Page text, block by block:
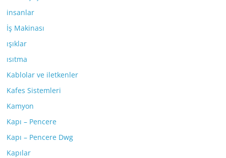
insanlar
İş Makinası
ışıklar
ısıtma
Kablolar ve iletkenler
Kafes Sistemleri
Kamyon
Kapı – Pencere
Kapı – Pencere Dwg
Kapılar